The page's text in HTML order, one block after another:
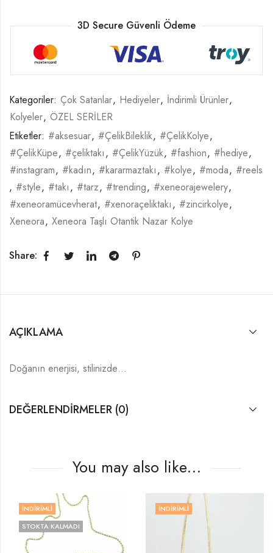
3D Secure Güvenli Ödeme
Kategoriler: Çok Satanlar, Hediyeler, İndirimli Ürünler,
Kolyeler, ÖZEL SERİLER
Etiketler: #aksesuar, #ÇelikBileklik, #ÇelikKolye,
#ÇelikKüpe, #çeliktakı, #ÇelikYüzük, #fashion, #hediye,
#instagram, #kadın, #kararmaztakı, #kolye, #moda, #reels
, #style, #takı, #tarz, #trending, #xeneorajewelery,
#xeneoramücevherat, #xenoraçeliktakı, #zincirkolye,
Xeneora, Xeneora Taşlı Otantik Nazar Kolye
Share:
AÇIKLAMA
Doğanın enerjisi, stilinizde…
DEĞERLENDIRMELER (0)
You may also like…
İNDIRIMLI
STOKTA KALMADI
İNDIRIMLI